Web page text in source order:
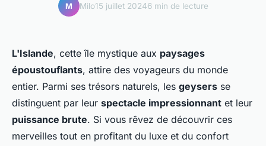
M Milo15 juillet 20246 min de lecture
L'Islande, cette île mystique aux paysages
époustouflants, attire des voyageurs du monde
entier. Parmi ses trésors naturels, les geysers se
distinguent par leur spectacle impressionnant et leur
puissance brute. Si vous rêvez de découvrir ces
merveilles tout en profitant du luxe et du confort